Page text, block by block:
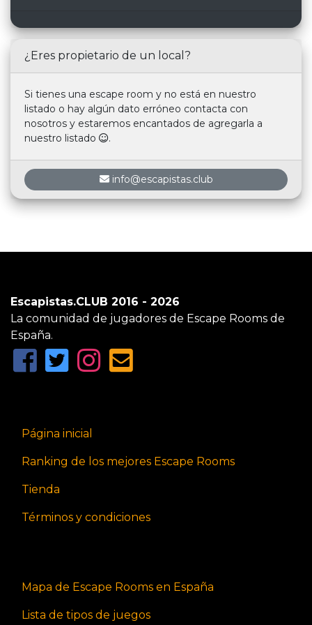
¿Eres propietario de un local?
Si tienes una escape room y no está en nuestro
listado o hay algún dato erróneo contacta con
nosotros y estaremos encantados de agregarla a
nuestro listado
.
info@escapistas.club
Escapistas.CLUB 2016 - 2026
La comunidad de jugadores de Escape Rooms de
España.
Página inicial
Ranking de los mejores Escape Rooms
Tienda
Términos y condiciones
Mapa de Escape Rooms en España
Lista de tipos de juegos